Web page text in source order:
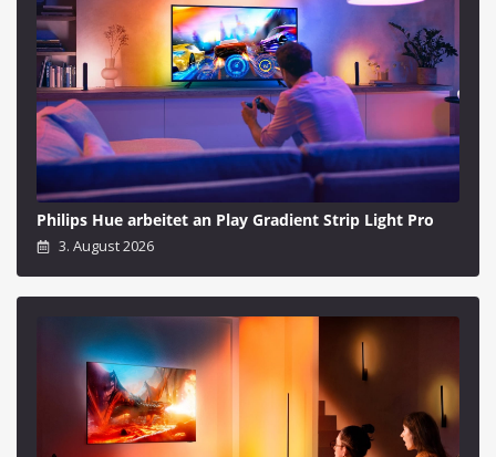
Philips Hue arbeitet an Play Gradient Strip Light Pro
3. August 2026